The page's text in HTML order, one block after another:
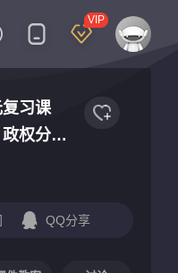
VIP
习课
权分立
录
QQ分享